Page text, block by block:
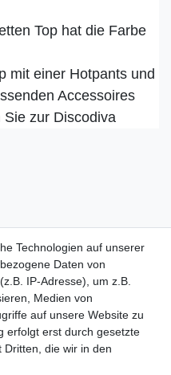
Top hat die Farbe
mit einer Hotpants und
Accessoires
Sie zur Discodiva
Technologien auf unserer
Daten von
IP-Adresse), um z.B.
Medien von
auf unsere Website zu
erfolgt erst durch gesetzte
Dritten, die wir in den